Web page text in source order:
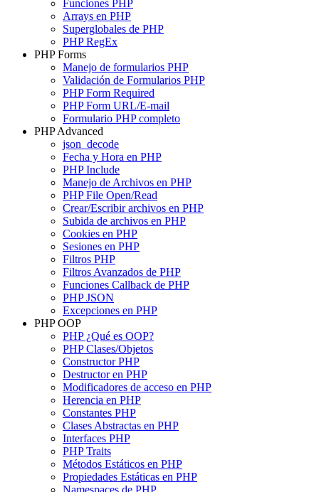
Funciones PHP
Arrays en PHP
Superglobales de PHP
PHP RegEx
PHP Forms
Manejo de formularios PHP
Validación de Formularios PHP
PHP Form Required
PHP Form URL/E-mail
Formulario PHP completo
PHP Advanced
json_decode
Fecha y Hora en PHP
PHP Include
Manejo de Archivos en PHP
PHP File Open/Read
Crear/Escribir archivos en PHP
Subida de archivos en PHP
Cookies en PHP
Sesiones en PHP
Filtros PHP
Filtros Avanzados de PHP
Funciones Callback de PHP
PHP JSON
Excepciones en PHP
PHP OOP
PHP ¿Qué es OOP?
PHP Clases/Objetos
Constructor PHP
Destructor en PHP
Modificadores de acceso en PHP
Herencia en PHP
Constantes PHP
Clases Abstractas en PHP
Interfaces PHP
PHP Traits
Métodos Estáticos en PHP
Propiedades Estáticas en PHP
Namespaces de PHP